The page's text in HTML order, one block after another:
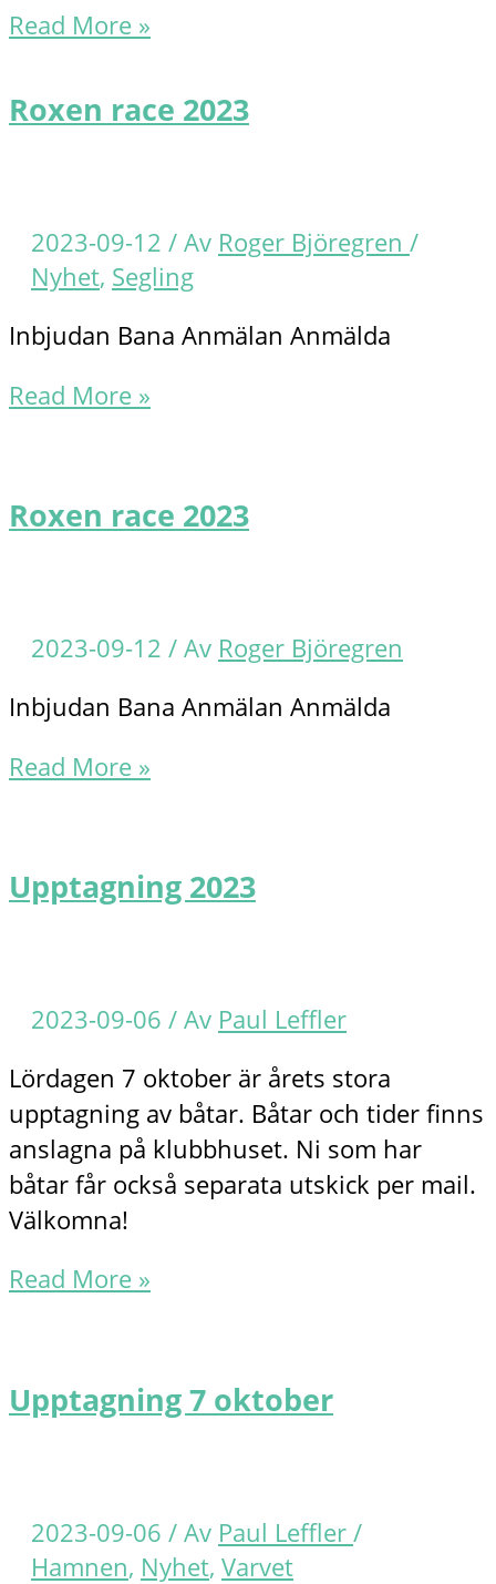
KM
höst
2023
Read More »
Roxen race 2023
2023-09-12 / Av Roger Björegren /
Nyhet, Segling
Inbjudan Bana Anmälan Anmälda
Roxen
Read More »
Roxen race 2023
2023-09-12 / Av Roger Björegren
Inbjudan Bana Anmälan Anmälda
Roxen
Read More »
Upptagning 2023
2023-09-06 / Av Paul Leffler
Lördagen 7 oktober är årets stora
upptagning av båtar. Båtar och tider finns
anslagna på klubbhuset. Ni som har
båtar får också separata utskick per mail.
Välkomna!
Upptagning
Read More »
Upptagning 7 oktober
2023-09-06 / Av Paul Leffler /
Hamnen, Nyhet, Varvet